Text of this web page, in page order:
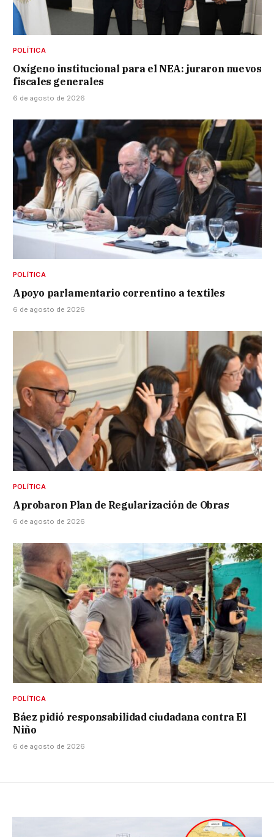
POLÍTICA
Oxígeno institucional para el NEA: juraron nuevos
fiscales generales
6 de agosto de 2026
POLÍTICA
Apoyo parlamentario correntino a textiles
6 de agosto de 2026
POLÍTICA
Aprobaron Plan de Regularización de Obras
6 de agosto de 2026
POLÍTICA
Báez pidió responsabilidad ciudadana contra El
Niño
6 de agosto de 2026